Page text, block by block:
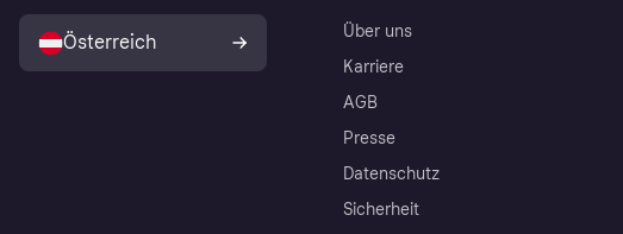
Über uns
Karriere
AGB
Presse
Datenschutz
Sicherheit
Österreich